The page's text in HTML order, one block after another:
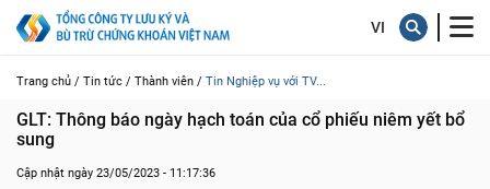
Trang chủ / Tin tức / Thành viên / Tin Nghiệp vụ với TV...
GLT: Thông báo ngày hạch toán của cổ phiếu niêm yết bổ
sung
Cập nhật ngày 23/05/2023 - 11:17:36